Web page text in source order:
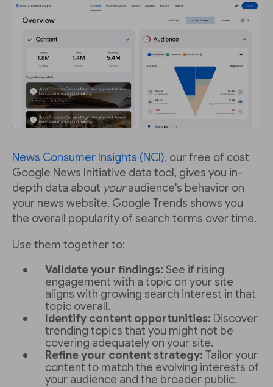
News Consumer Insights (NCI), our free of cost
Google News Initiative data tool, gives you in-
depth data about youraudience's behavior on
your news website. Google Trends shows you
the overall popularity of search terms over time.
Use them together to:
Validate your findings: See if rising
engagement with a topic on your site
aligns with growing search interest in that
topic overall.
Identify content opportunities: Discover
trending topics that you might not be
covering adequately on your site.
Refine your content strategy: Tailor your
content to match the evolving interests of
your audience and the broader public.